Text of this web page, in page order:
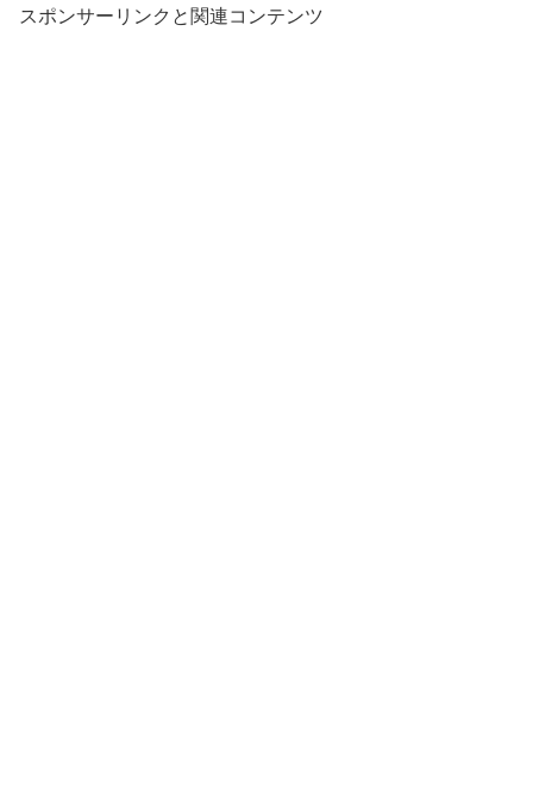
スポンサーリンクと関連コンテンツ